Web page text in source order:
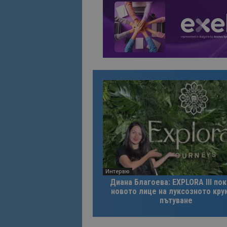
Интервю
Диана Благоева: EXPLORA III
новото лице на луксозното
пътуване
Име
is_visitor_unique
is_unique
_ga_B09EBBY8PY
_ga_WXPDN4HSCV
_ga_FK650GXHRZ
_ga
Име